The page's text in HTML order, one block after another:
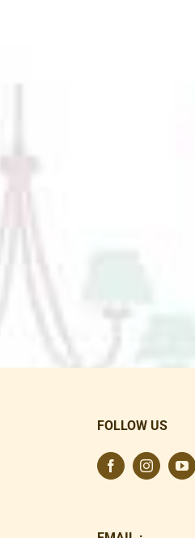
FOLLOW US